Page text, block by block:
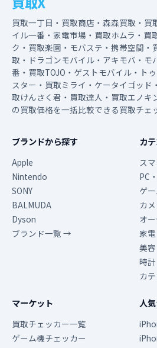
買取一丁目・買取商店・森森買取・買
イル一番・家電市場・買取ホムラ・買
ク・買取楽園・モバステ・携帯空間・
取・ドラゴンモバイル・アキモバ・モ
番・買取TOJO・ゲストモバイル・ト
スター・買取ミライ・ケータイゴッド
取けんさく君・買取達人・買取エノキ
の買取価格を一括比較できる買取チェ
ブランドから探す
Apple
Nintendo
SONY
BALMUDA
Dyson
ブランド一覧 →
カ
ス
PC
ゲ
カ
オ
家電
美
時計
カ
マーケット
買取チェッカー一覧
ゲーム機チェッカー
人